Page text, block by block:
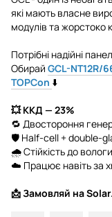
які мають власне
модулів та жорстоко
Потрібні надійні
Обирай GCL-NT12R/
TOPCon ⬇️
💥 ККД — 23%
🔁 Двостороння
🛡 Half-cell + double-
🌧 Стійкість до
☁️ Працює навіть за
📩 Замовляй на